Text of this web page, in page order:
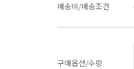
배송비/배송조건
구매옵션/수량